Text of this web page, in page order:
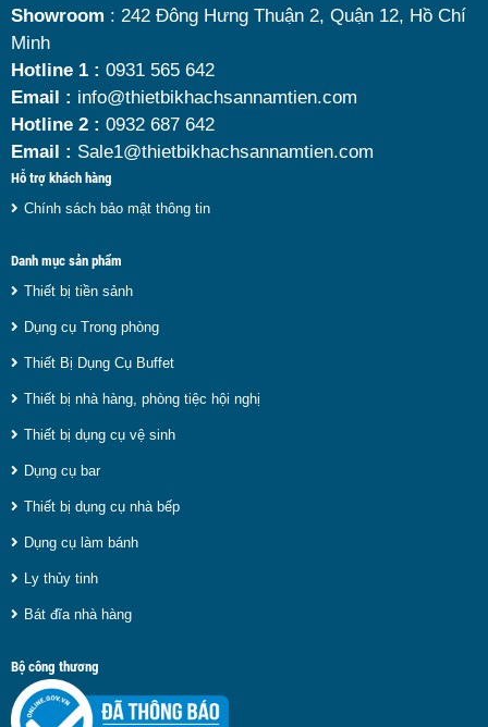
nóng thức ăn 9 lítchất lượng, bền đẹp và tối ưu chi
phí nhất hiện nay.
Showroom : 242 Đông Hưng Thuận 2, Quận 12, Hồ Chí
Minh
Hotline 1 : 0931 565 642
Email : info@thietbikhachsannamtien.com
Hotline 2 : 0932 687 642
Email : Sale1@thietbikhachsannamtien.com
Hỗ trợ khách hàng
Chính sách bảo mật thông tin
Danh mục sản phẩm
Thiết bị tiền sảnh
Dụng cụ Trong phòng
Thiết Bị Dụng Cụ Buffet
Thiết bị nhà hàng, phòng tiệc hội nghị
Thiết bị dụng cụ vệ sinh
Dụng cụ bar
Thiết bị dụng cụ nhà bếp
Dụng cụ làm bánh
Ly thủy tinh
Bát đĩa nhà hàng
Bộ công thương